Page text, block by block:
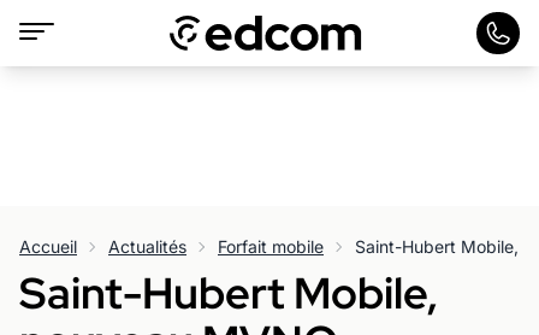
Accueil Actualités Forfait mobile Saint-Hubert Mobile,
Saint-Hubert Mobile,